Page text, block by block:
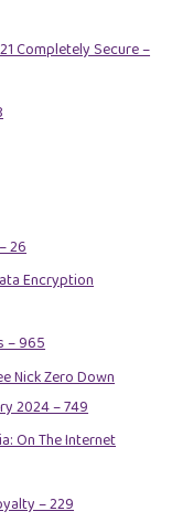
Completely Secure –
26
Encryption
– 965
Nick Zero Down
2024 – 749
On The Internet
– 229